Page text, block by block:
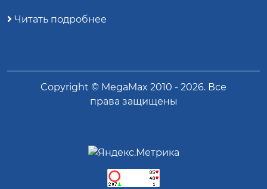
Читать подробнее
Copyright © MegaMax 2010 - 2026. Все
права защищены